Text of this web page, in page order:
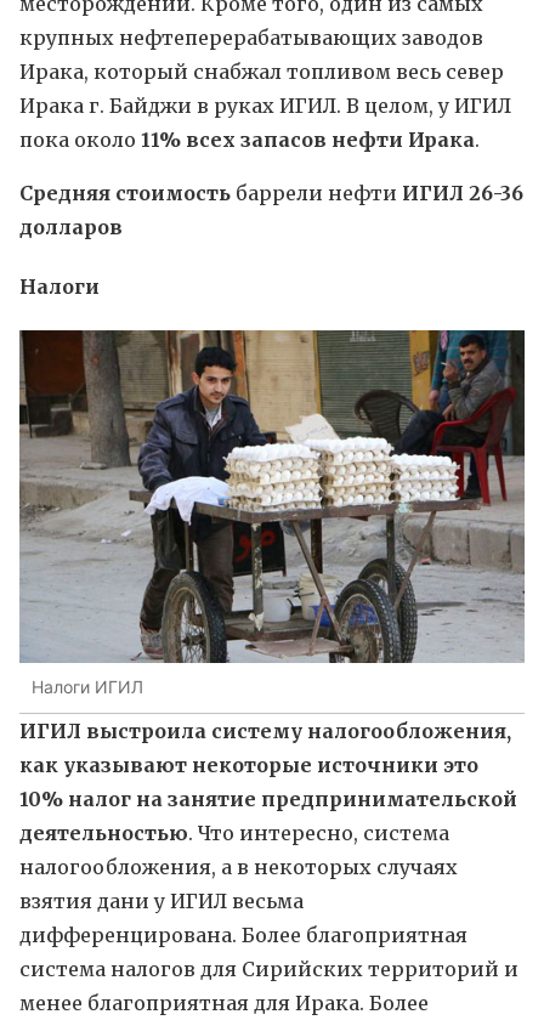
крупных нефтеперерабатывающих заводов
Ирака, который снабжал топливом весь север
Ирака г. Байджи в руках ИГИЛ. В целом, у ИГИЛ
пока около 11% всех запасов нефти Ирака.
Средняя стоимость баррели нефти ИГИЛ 26-36
долларов
Налоги
Налоги ИГИЛ
ИГИЛ выстроила систему налогообложения,
как указывают некоторые источники это
10% налог на занятие предпринимательской
деятельностью. Что интересно, система
налогообложения, а в некоторых случаях
взятия дани у ИГИЛ весьма
дифференцирована. Более благоприятная
система налогов для Сирийских территорий и
менее благоприятная для Ирака. Более